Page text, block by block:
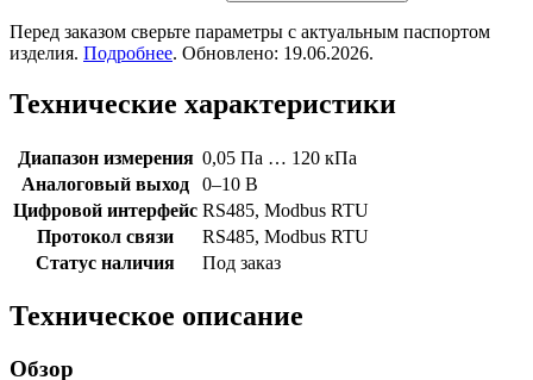
Перед заказом сверьте параметры с актуальным паспортом
изделия. Подробнее. Обновлено: 19.06.2026.
Технические характеристики
Диапазон измерения 0,05 Па … 120 кПа
Аналоговый выход
0–10 В
Цифровой интерфейс RS485, Modbus RTU
Протокол связи
RS485, Modbus RTU
Статус наличия
Под заказ
Техническое описание
Обзор